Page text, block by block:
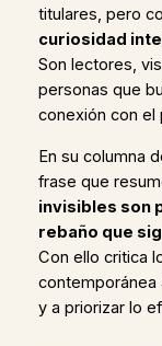
titulares, pero
curiosidad
Son lectores,
personas que
conexión con el
En su columna
frase que
invisibles son
rebaño que
Con ello critica
contemporánea
y a priorizar lo